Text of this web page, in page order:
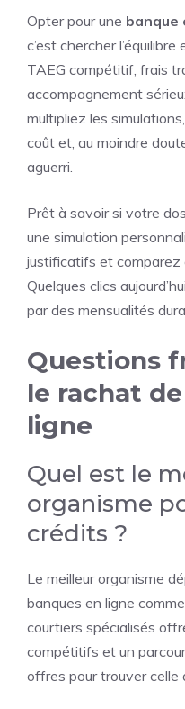
Opter pour une banque
c’est chercher
TAEG compétitif, frais
accompagnement
multipliez les
coût et, au moindre
aguerri.
Prêt à savoir si votre
une simulation
justificatifs et
Quelques clics
par des mensualités
Questions
le rachat
ligne
Quel est le
organisme
crédits ?
Le meilleur organisme
banques en ligne
courtiers spécialisés
compétitifs et un
offres pour trouver celle